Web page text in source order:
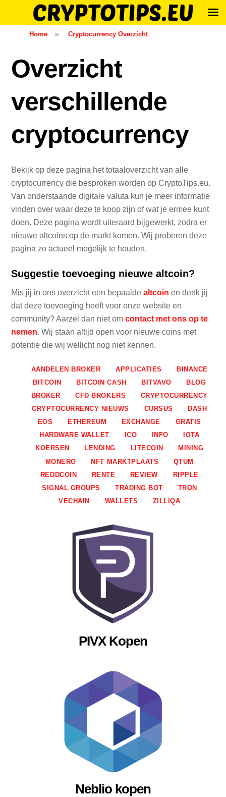
Home » Cryptocurrency Overzicht
Overzicht
verschillende
cryptocurrency
Bekijk op deze pagina het totaaloverzicht van alle
cryptocurrency die besproken worden op CryptoTips.eu.
Van onderstaande digitale valuta kun je meer informatie
vinden over waar deze te koop zijn of wat je ermee kunt
doen. Deze pagina wordt uiteraard bijgewerkt, zodra er
nieuwe altcoins op de markt komen. Wij proberen deze
pagina zo actueel mogelijk te houden.
Suggestie toevoeging nieuwe altcoin?
Mis jij in ons overzicht een bepaaldealtcoin en denk jij
dat deze toevoeging heeft voor onze website en
community? Aarzel dan niet omcontact met ons op te
nemen. Wij staan altijd open voor nieuwe coins met
potentie die wij wellicht nog niet kennen.
AANDELEN BROKER APPLICATIES
BINANCE
BITCOIN
BITCOIN CASH BITVAVO
BLOG
BROKER
CFD BROKERS
CRYPTOCURRENCY
CRYPTOCURRENCY NIEUWS
CURSUS
DASH
EOS
ETHEREUM EXCHANGE
GRATIS
HARDWARE WALLET
ICO INFO
IOTA
KOERSEN
LENDING LITECOIN
MINING
MONERO
NFT MARKTPLAATS
QTUM
REDDCOIN
RENTE REVIEW
RIPPLE
SIGNAL GROUPS
TRADING BOT
TRON
VECHAIN
WALLETS ZILLIQA
PIVX Kopen
Neblio kopen